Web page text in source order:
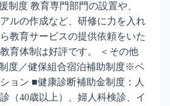
制度 教育専門部門の設置や、
ルの作成など、研修に力を入れ
教育サービスの提供依頼をいた
育体制は好評です。 ＜その他
度／健保組合宿泊補助制度※ベ
ョン ■健康診断補助金制度：人
（40歳以上）、婦人科検診、イ